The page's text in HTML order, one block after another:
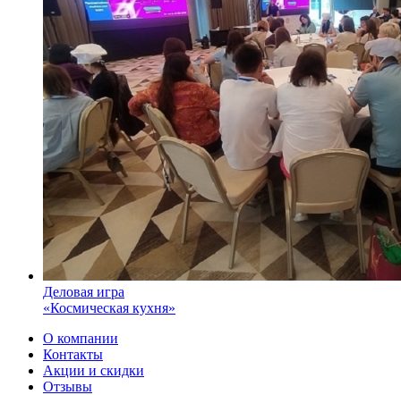
Деловая игра
«Космическая кухня»
О компании
Контакты
Акции и скидки
Отзывы